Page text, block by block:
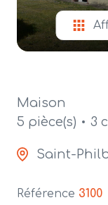
Maison
5 pièce(s)
3
Saint-
Référence 3100